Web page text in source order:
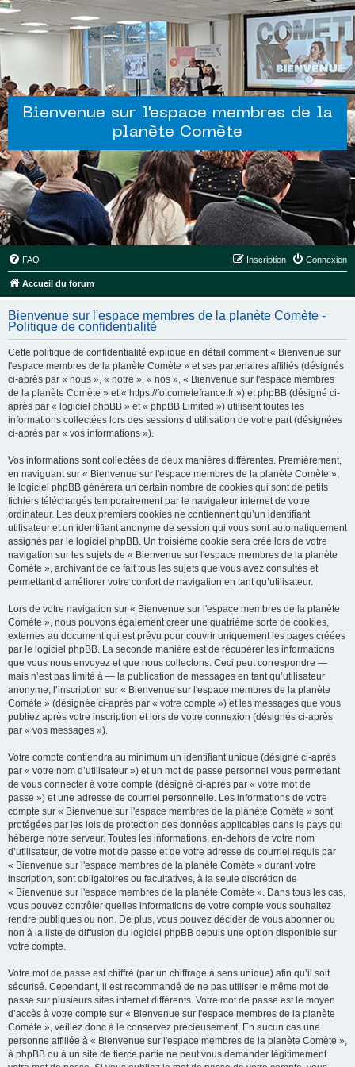
Bienvenue sur l'espace membres de la
planète Comète
FAQ Connexion
Inscription
Accueil du forum
Bienvenue sur l'espace membres de la planète Comète -
Politique de confidentialité
Cette politique de confidentialité explique en détail comment « Bienvenue sur
l'espace membres de la planète Comète » et ses partenaires affiliés (désignés
ci-après par « nous », « notre », « nos », « Bienvenue sur l'espace membres
de la planète Comète » et « https://fo.cometefrance.fr ») et phpBB (désigné ci-
après par « logiciel phpBB » et « phpBB Limited ») utilisent toutes les
informations collectées lors des sessions d’utilisation de votre part (désignées
ci-après par « vos informations »).
Vos informations sont collectées de deux manières différentes. Premièrement,
en naviguant sur « Bienvenue sur l'espace membres de la planète Comète »,
le logiciel phpBB génèrera un certain nombre de cookies qui sont de petits
fichiers téléchargés temporairement par le navigateur internet de votre
ordinateur. Les deux premiers cookies ne contiennent qu’un identifiant
utilisateur et un identifiant anonyme de session qui vous sont automatiquement
assignés par le logiciel phpBB. Un troisième cookie sera créé lors de votre
navigation sur les sujets de « Bienvenue sur l'espace membres de la planète
Comète », archivant de ce fait tous les sujets que vous avez consultés et
permettant d’améliorer votre confort de navigation en tant qu’utilisateur.
Lors de votre navigation sur « Bienvenue sur l'espace membres de la planète
Comète », nous pouvons également créer une quatrième sorte de cookies,
externes au document qui est prévu pour couvrir uniquement les pages créées
par le logiciel phpBB. La seconde manière est de récupérer les informations
que vous nous envoyez et que nous collectons. Ceci peut correspondre —
mais n’est pas limité à — la publication de messages en tant qu’utilisateur
anonyme, l’inscription sur « Bienvenue sur l'espace membres de la planète
Comète » (désignée ci-après par « votre compte ») et les messages que vous
publiez après votre inscription et lors de votre connexion (désignés ci-après
par « vos messages »).
Votre compte contiendra au minimum un identifiant unique (désigné ci-après
par « votre nom d’utilisateur ») et un mot de passe personnel vous permettant
de vous connecter à votre compte (désigné ci-après par « votre mot de
passe ») et une adresse de courriel personnelle. Les informations de votre
compte sur « Bienvenue sur l'espace membres de la planète Comète » sont
protégées par les lois de protection des données applicables dans le pays qui
héberge notre serveur. Toutes les informations, en-dehors de votre nom
d’utilisateur, de votre mot de passe et de votre adresse de courriel requis par
« Bienvenue sur l'espace membres de la planète Comète » durant votre
inscription, sont obligatoires ou facultatives, à la seule discrétion de
« Bienvenue sur l'espace membres de la planète Comète ». Dans tous les cas,
vous pouvez contrôler quelles informations de votre compte vous souhaitez
rendre publiques ou non. De plus, vous pouvez décider de vous abonner ou
non à la liste de diffusion du logiciel phpBB depuis une option disponible sur
votre compte.
Votre mot de passe est chiffré (par un chiffrage à sens unique) afin qu’il soit
sécurisé. Cependant, il est recommandé de ne pas utiliser le même mot de
passe sur plusieurs sites internet différents. Votre mot de passe est le moyen
d’accès à votre compte sur « Bienvenue sur l'espace membres de la planète
Comète », veillez donc à le conservez précieusement. En aucun cas une
personne affiliée à « Bienvenue sur l'espace membres de la planète Comète »,
à phpBB ou à un site de tierce partie ne peut vous demander légitimement